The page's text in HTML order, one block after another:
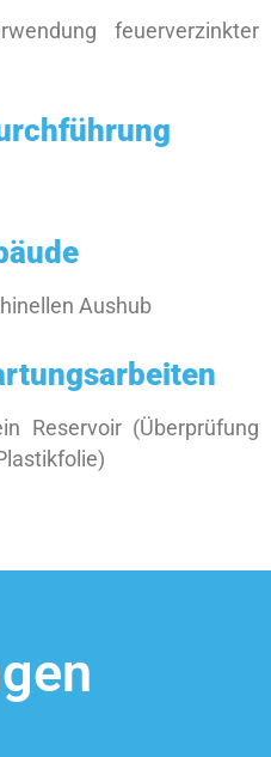
feuerverzinkter
Aushub
Reservoir (Überprüfung